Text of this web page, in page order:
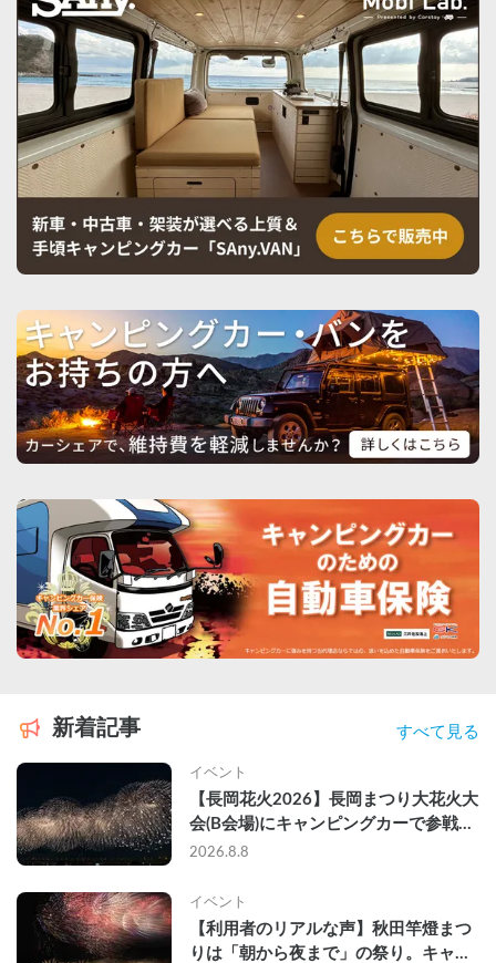
新着記事 すべて見る
イベント
【長岡花火2026】長岡まつり大花火大
会(B会場)にキャンピングカーで参戦し
て、長岡駅前で車中泊してきた
2026.8.8
イベント
【利用者のリアルな声】秋田竿燈まつ
りは「朝から夜まで」の祭り。キャン